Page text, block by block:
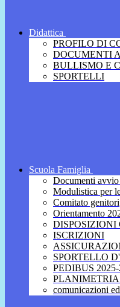
Didattica
PROFILO DI
DOCUMENTI
BULLISMO E
SPORTELLI
Scuola Famiglia
Documenti
Modulistica per
Comitato genitori
Orientamento
ISCRIZIONI
SPORTELLO
PEDIBUS
comunicazioni